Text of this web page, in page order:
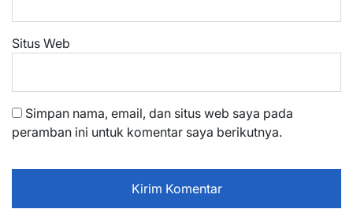
Situs Web
Simpan nama, email, dan situs web saya pada
peramban ini untuk komentar saya berikutnya.